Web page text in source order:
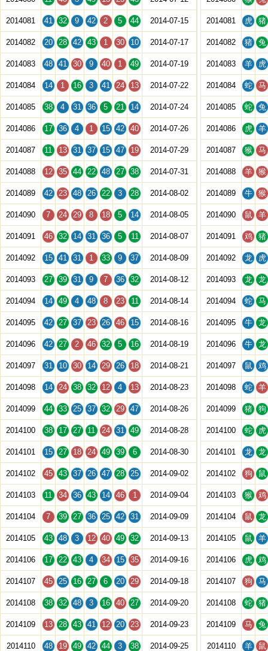
2014081 41 32 9 42 2 5 44 2014-07-15
2014082 20 28 42 43 1 30 10 2014-07-17
2014083 48 41 30 9 40 1 49 2014-07-19
2014084 14 1 16 3 41 24 13 2014-07-22
2014085 38 4 31 36 5 21 14 2014-07-24
2014086 17 36 4 1 15 42 40 2014-07-26
2014087 11 13 31 37 15 47 19 2014-07-29
2014088 12 35 44 22 48 27 38 2014-07-31
2014089 42 23 48 26 22 3 28 2014-08-02
2014090 7 24 29 8 18 5 14 2014-08-05
2014091 46 32 14 31 36 5 11 2014-08-07
2014092 15 41 31 1 33 9 37 2014-08-09
2014093 27 39 31 9 7 36 32 2014-08-12
2014094 14 49 4 48 8 23 11 2014-08-14
2014095 42 27 37 23 26 46 15 2014-08-16
2014096 42 27 2 46 32 5 16 2014-08-19
2014097 31 10 30 14 29 26 18 2014-08-21
2014098 14 24 38 32 12 4 13 2014-08-23
2014099 44 33 25 37 32 29 47 2014-08-26
2014100 38 17 27 11 24 31 49 2014-08-28
2014101 15 27 18 24 49 39 6 2014-08-30
2014102 45 43 37 26 47 28 25 2014-09-02
2014103 11 34 36 43 14 46 1 2014-09-04
2014104 7 39 27 36 25 42 31 2014-09-09
2014105 43 48 3 12 40 49 32 2014-09-13
2014106 17 22 43 4 34 15 35 2014-09-16
2014107 45 25 16 27 6 20 29 2014-09-18
2014108 38 32 48 3 16 40 27 2014-09-20
2014109 13 28 43 41 12 20 23 2014-09-23
2014110 48 19 49 42 44 3 38 2014-09-25
2014081 虎 猪
2014082 猪 兔
2014083 羊 虎
2014084 蛇 马
2014085 蛇 兔
2014086 虎 羊
2014087 猴 马
2014088 羊 猴
2014089 牛 猴
2014090 鼠 羊
2014091 鸡 猪
2014092 龙 虎
2014093 龙 龙
2014094 蛇 马
2014095 牛 龙
2014096 牛 龙
2014097 鼠 鸡
2014098 蛇 羊
2014099 猪 狗
2014100 蛇 虎
2014101 龙 龙
2014102 狗 鼠
2014103 猴 鸡
2014104 鼠 龙
2014105 鼠 羊
2014106 虎 鸡
2014107 狗 马
2014108 蛇 猪
2014109 马 兔
2014110 羊 鼠